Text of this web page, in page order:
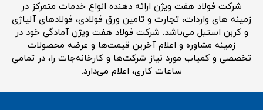
شرکت فولاد هفت ویژن ارائه دهنده انواع خدمات متمرکز در
زمینه های واردات، تجارت و تامین ورق فولادی، فولادهای آلیاژی
و کربن استیل می‌باشد. شرکت فولاد هفت ویژن آمادگی خود در
زمینه مشاوره و اعلام آخرین قیمت‌ها و عرضه محصولات
تخصصی و کمیاب مورد نیاز شرکت‌ها و کارخانه‌جات را، در تمامی
ساعات کاری، اعلام می‌دارد.